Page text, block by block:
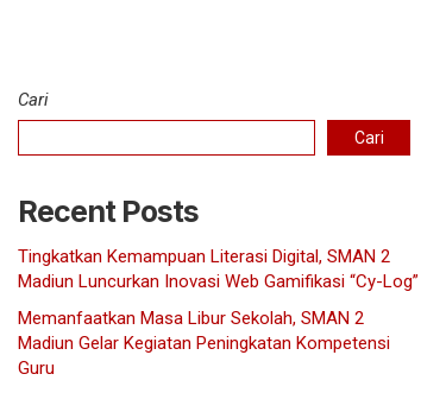
Cari
Cari
Recent Posts
Tingkatkan Kemampuan Literasi Digital, SMAN 2
Madiun Luncurkan Inovasi Web Gamifikasi “Cy-Log”
Memanfaatkan Masa Libur Sekolah, SMAN 2
Madiun Gelar Kegiatan Peningkatan Kompetensi
Guru